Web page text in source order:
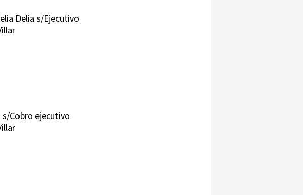
Delia s/Ejecutivo
Cobro ejecutivo